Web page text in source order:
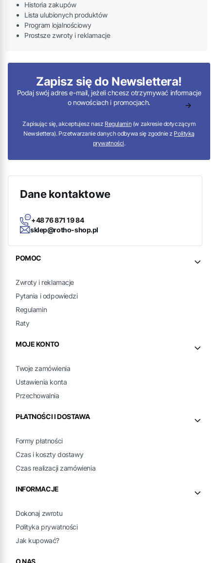
Historia zakupów
Lista ulubionych produktów
Program lojalnościowy
Prostsze zwroty i reklamacje
Zapisz się do Newslettera!
Podaj swój adres e-mail, jeżeli chcesz otrzymywać informacje
o nowościach i promocjach.
Zapisując się, akceptujesz nasz Regulamin (w zakresie dotyczącym
Newslettera). Przetwarzanie danych odbywa się zgodnie z Polityką
prywatności.
Dane kontaktowe
+48 76 871 19 84
sklep@rotho-shop.pl
Linki w stopce
POMOC
Zwroty i reklamacje
Pytania i odpowiedzi
Regulamin
Raty
MOJE KONTO
Twoje zamówienia
Ustawienia konta
Przechowalnia
PŁATNOŚCI I DOSTAWA
Formy płatności
Czas i koszty dostawy
Czas realizacji zamówienia
INFORMACJE
Dokonaj zwrotu
Polityka prywatności
Jak kupować?